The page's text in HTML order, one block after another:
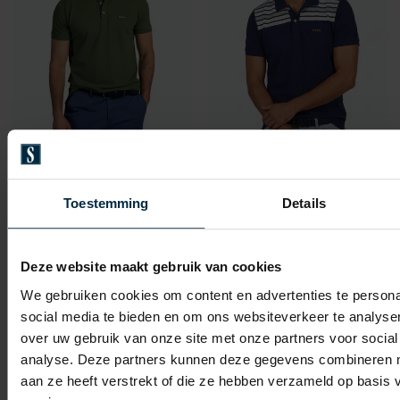
Toestemming Details
Deze website maakt gebruik van cookies
We gebruiken cookies om content en advertenties te
social media te bieden en om ons websiteverkeer te
over uw gebruik van onze site met onze partners voor
analyse. Deze partners kunnen deze gegevens combineren
aan ze heeft verstrekt of die ze hebben verzameld op basis
New Zealand New Zealand
Toevoegen aan favorieten